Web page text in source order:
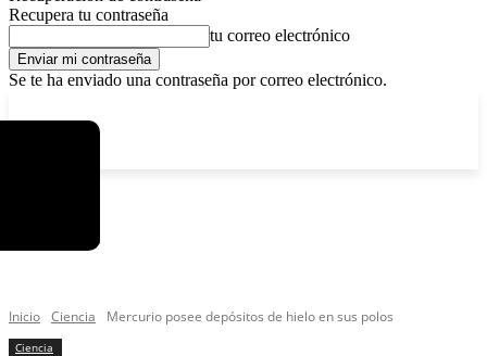
Recupera tu contraseña
tu correo electrónico
Se te ha enviado una contraseña por correo electrónico.
Inicio Ciencia Mercurio posee depósitos de hielo en sus polos
Ciencia